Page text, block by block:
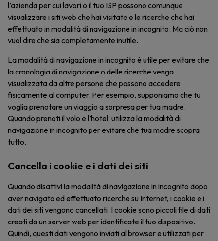
l’azienda per cui lavori o il tuo ISP possono comunque
visualizzare i siti web che hai visitato e le ricerche che hai
effettuato in modalità di navigazione in incognito. Ma ciò non
vuol dire che sia completamente inutile.
La modalità di navigazione in incognito è utile per evitare che
la cronologia di navigazione o delle ricerche venga
visualizzata da altre persone che possono accedere
fisicamente al computer. Per esempio, supponiamo che tu
voglia prenotare un viaggio a sorpresa per tua madre.
Quando prenoti il volo e l’hotel, utilizza la modalità di
navigazione in incognito per evitare che tua madre scopra
tutto.
Cancella i cookie e i dati dei siti
Quando disattivi la modalità di navigazione in incognito dopo
aver navigato ed effettuato ricerche su Internet, i cookie e i
dati dei siti vengono cancellati. I cookie sono piccoli file di dati
creati da un server web per identificate il tuo dispositivo.
Quindi, questi dati vengono inviati al browser e utilizzati per